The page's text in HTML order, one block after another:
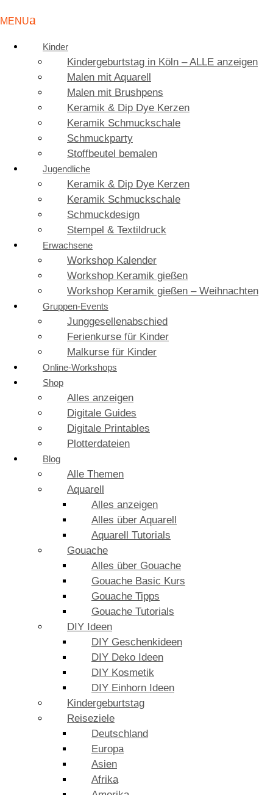
Kinder
Kindergeburtstag in Köln – ALLE anzeigen
Malen mit Aquarell
Malen mit Brushpens
Keramik & Dip Dye Kerzen
Keramik Schmuckschale
Schmuckparty
Stoffbeutel bemalen
Jugendliche
Keramik & Dip Dye Kerzen
Keramik Schmuckschale
Schmuckdesign
Stempel & Textildruck
Erwachsene
Workshop Kalender
Workshop Keramik gießen
Workshop Keramik gießen – Weihnachten
Gruppen-Events
Junggesellenabschied
Ferienkurse für Kinder
Malkurse für Kinder
Online-Workshops
Shop
Alles anzeigen
Digitale Guides
Digitale Printables
Plotterdateien
Blog
Alle Themen
Aquarell
Alles anzeigen
Alles über Aquarell
Aquarell Tutorials
Gouache
Alles über Gouache
Gouache Basic Kurs
Gouache Tipps
Gouache Tutorials
DIY Ideen
DIY Geschenkideen
DIY Deko Ideen
DIY Kosmetik
DIY Einhorn Ideen
Kindergeburtstag
Reiseziele
Deutschland
Europa
Asien
Afrika